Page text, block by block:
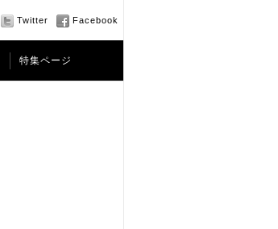
Twitter Facebook
特集ページ